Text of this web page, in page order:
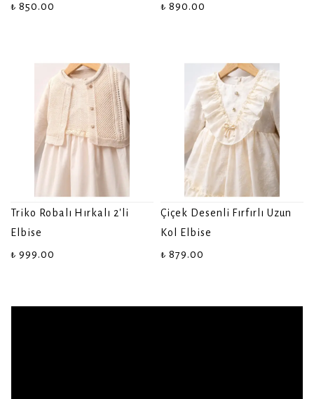
₺ 850.00
₺ 890.00
Triko Robalı Hırkalı 2'li
Elbise
₺ 999.00
Çiçek Desenli Fırfırlı Uzun
Kol Elbise
₺ 879.00